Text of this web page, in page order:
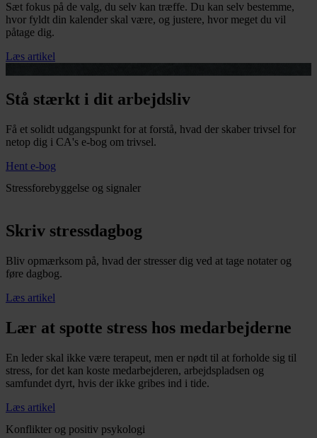
Sæt fokus på de valg, du selv kan træffe. Du kan selv bestemme,
hvor fyldt din kalender skal være, og justere, hvor meget du vil
påtage dig.
Læs artikel
Stå stærkt i dit arbejdsliv
Få et solidt udgangspunkt for at forstå, hvad der skaber trivsel for
netop dig i CA's e-bog om trivsel.
Hent e-bog
Stressforebyggelse og signaler
Skriv stressdagbog
Bliv opmærksom på, hvad der stresser dig ved at tage notater og
føre dagbog.
Læs artikel
Lær at spotte stress hos medarbejderne
En leder skal ikke være terapeut, men er nødt til at forholde sig til
stress, for det kan koste medarbejderen, arbejdspladsen og
samfundet dyrt, hvis der ikke gribes ind i tide.
Læs artikel
Konflikter og positiv psykologi